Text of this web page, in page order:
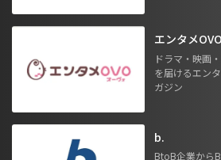
エンタメOVO
ドラマ・映画
を届けるエン
ガジン
b.
BtoB企業から